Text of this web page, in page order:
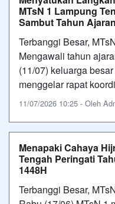
MTsN 1 Lampung
Sambut Tahun
Terbanggi Besar,
Mengawali tahun
(11/07) keluarga
menggelar rapat
11/07/2026 10:25 - Oleh
Menapaki Cahaya
Tengah Peringati
1448H
Terbanggi Besar,